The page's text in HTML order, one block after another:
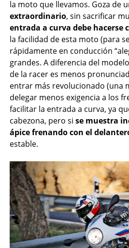
la moto que llevamos. Goza de
extraordinario, sin sacrificar
entrada a curva debe hacerse
la facilidad de esta moto (para
rápidamente en conducción
grandes. A diferencia del
de la racer es menos
entrar más revolucionado (una
delegar menos exigencia a los
facilitar la entrada a curva, ya
cabezona, pero si se muestra
ápice frenando con el
estable.